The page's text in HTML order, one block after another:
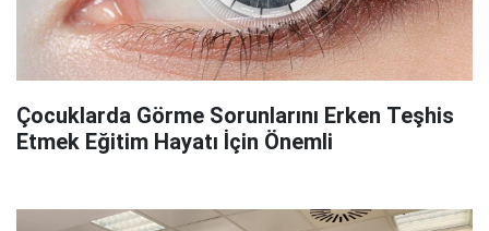
Çocuklarda Görme Sorunlarını Erken Teşhis
Etmek Eğitim Hayatı İçin Önemli